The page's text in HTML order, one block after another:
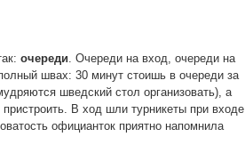
очереди. Очереди на вход, очереди на
швах: 30 минут стоишь в очереди за
шведский стол организовать), а
В ход шли турникеты при входе
официанток приятно напомнила